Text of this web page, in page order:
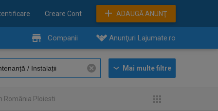
Creare Cont ADAUGĂ ANUNŢ
Companii Anunţuri Lajumate.ro
România Ploiesti